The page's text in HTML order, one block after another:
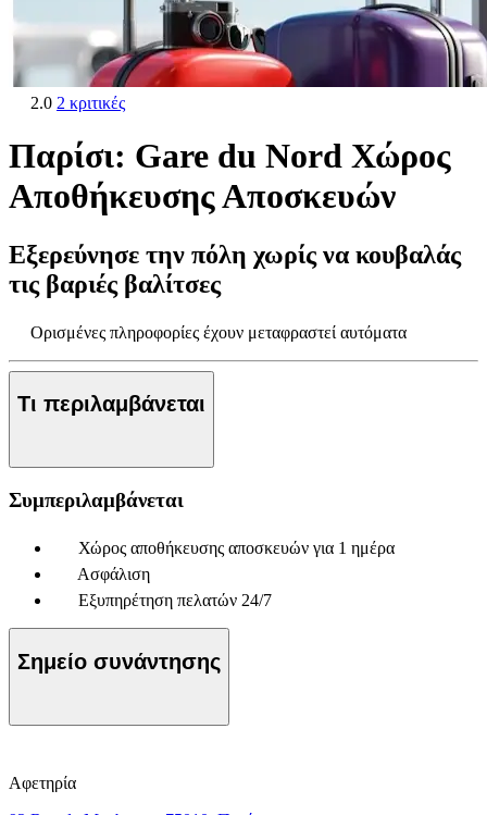
2.0 2 κριτικές
Παρίσι: Gare du Nord Χώρος
Αποθήκευσης Αποσκευών
Εξερεύνησε την πόλη χωρίς να κουβαλάς
τις βαριές βαλίτσες
Ορισμένες πληροφορίες έχουν μεταφραστεί αυτόματα
Τι περιλαμβάνεται
Συμπεριλαμβάνεται
Χώρος αποθήκευσης αποσκευών για 1 ημέρα
Ασφάλιση
Εξυπηρέτηση πελατών 24/7
Σημείο συνάντησης
Αφετηρία